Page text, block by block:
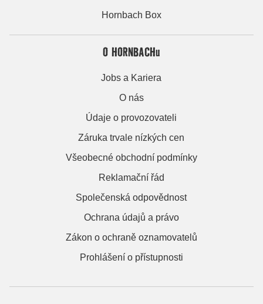
Hornbach Box
O HORNBACHu
Jobs a Kariera
O nás
Údaje o provozovateli
Záruka trvale nízkých cen
Všeobecné obchodní podmínky
Reklamační řád
Společenská odpovědnost
Ochrana údajů a právo
Zákon o ochraně oznamovatelů
Prohlášení o přístupnosti